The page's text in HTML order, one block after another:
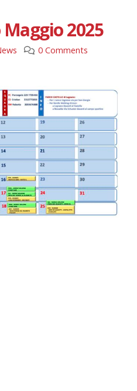
2025
0 Comments